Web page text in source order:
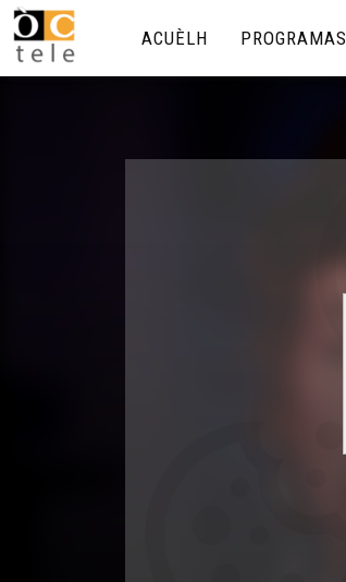
ACUÈLH PROGRAMAS